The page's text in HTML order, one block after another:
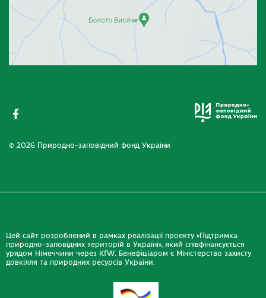
© 2026 Природно-заповідний фонд України
Цей сайт розроблений в рамках реалізації проекту «Підтримка
природно-заповідних територій в Україні», який співфінансується
урядом Німеччини через KfW. Бенефіціаром є Міністерство захисту
довкілля та природних ресурсів України.